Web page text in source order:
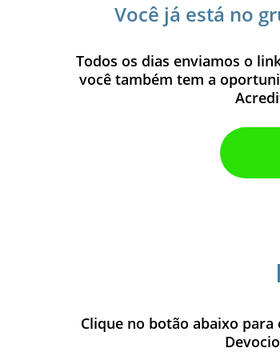
Você já está no
Todos os dias enviamos o
você também tem a
Clique no botão abaixo